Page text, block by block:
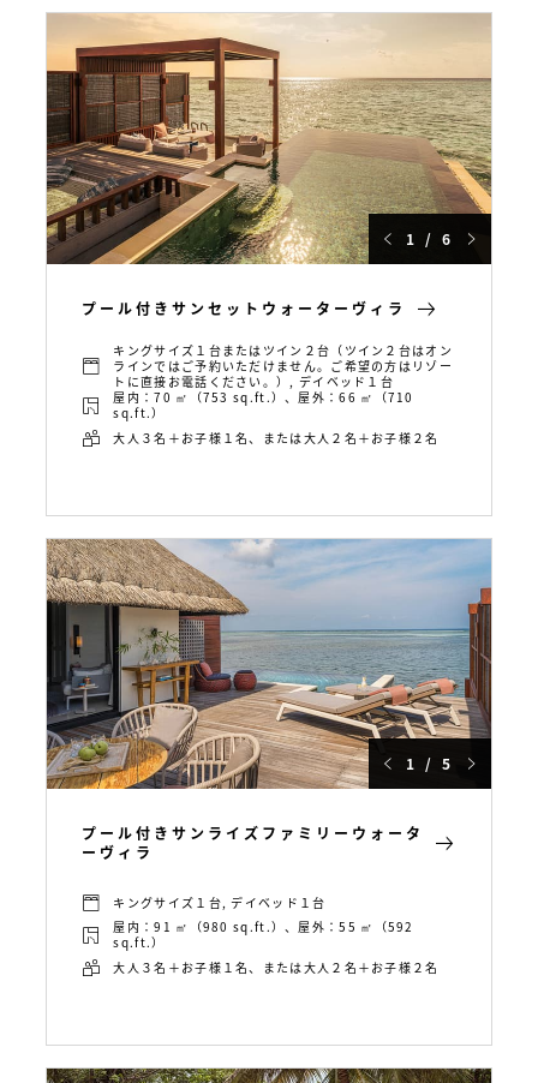
1 / 6
プール付きサンセットウォーターヴィラ
キングサイズ１台またはツイン２台（ツイン２台はオン
ラインではご予約いただけません。ご希望の方はリゾー
トに直接お電話ください。）, デイベッド１台
屋内：70 ㎡（753 sq.ft.）、屋外：66 ㎡（710
sq.ft.）
大人３名＋お子様１名、または大人２名＋お子様２名
1 / 5
プール付きサンライズファミリーウォータ
ーヴィラ
キングサイズ１台, デイベッド１台
屋内：91 ㎡（980 sq.ft.）、屋外：55 ㎡（592
sq.ft.）
大人３名＋お子様１名、または大人２名＋お子様２名